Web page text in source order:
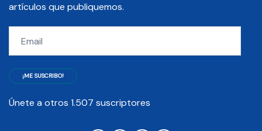
artículos que publiquemos.
¡ME SUSCRIBO!
Únete a otros 1.507 suscriptores